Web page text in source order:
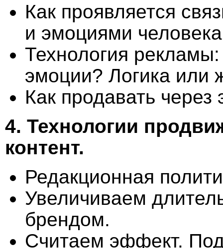
Как проявляется
и эмоциями
Технология
эмоции? Логика или
Как продавать через
4. Технологии
контент.
Редакционная
Увеличиваем
брендом.
Считаем эффект.